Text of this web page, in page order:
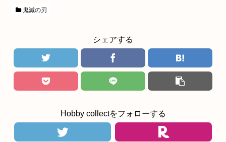
鬼滅の刃
シェアする
Hobby collectをフォローする